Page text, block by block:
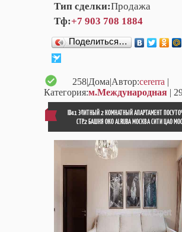
Тип сделки:Продажа
Тф:+7 903 708 1884
Поделиться…
258|Дома|Автор:cererra |
Категория:м.Международная |
ID41 ЭЛИТНЫЙ 2 КОМНАТНЫЙ АПАРТАМЕНТ
СТР.2 БАШНЯ OKO ALRUBA МОСКВА СИТИ ЦАО